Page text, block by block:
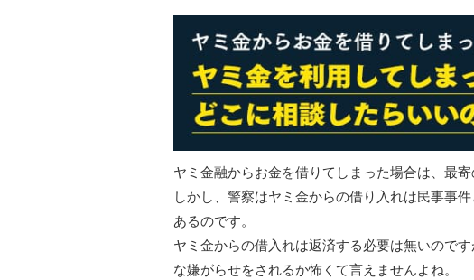
ヤミ金融からお金を借りてしまった場合は、最
しかし、警察はヤミ金からの借り入れは民事事
あるのです。
ヤミ金からの借入れは返済する必要は無いので
な嫌がらせをされるか怖くて言えませんよね。